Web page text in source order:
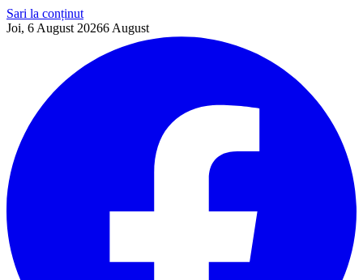
Sari la conținut
Joi, 6 August 20266 August